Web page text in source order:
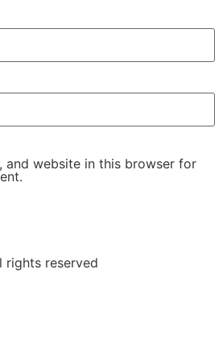
and website in this browser for
rights reserved